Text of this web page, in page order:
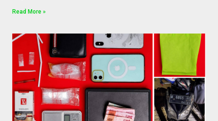
Read More »